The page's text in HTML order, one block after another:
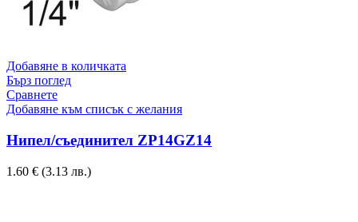
Добавяне в количката
Бърз поглед
Сравнете
Добавяне към списък с желания
Нипел/съединител ZP14GZ14
1.60 € (3.13 лв.)